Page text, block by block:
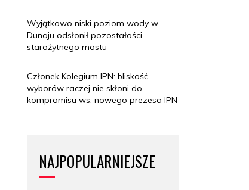
Wyjątkowo niski poziom wody w
Dunaju odsłonił pozostałości
starożytnego mostu
Członek Kolegium IPN: bliskość
wyborów raczej nie skłoni do
kompromisu ws. nowego prezesa IPN
NAJPOPULARNIEJSZE